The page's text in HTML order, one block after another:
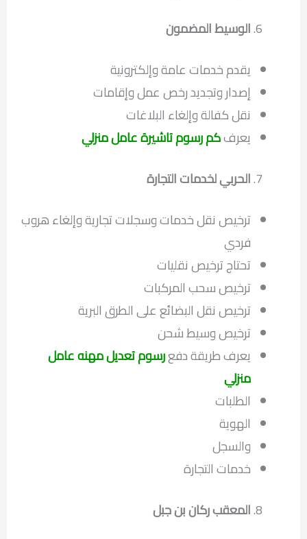
الوسيط المضمون
يقدم خدمات عامة وإلكترونية
إصدار وتجديد رخص عمل وإقامات
نقل كفالة وإلغاء البلاغات
يعرفكم رسوم تاشيرة عامل منزلي
الحربي لخدمات التجارة
ترخيص نقل خدمات وسجلات تجارية وإلغاء هروب
فردي
تحتاج ترخيص نقليات
ترخيص سحب المركبات
ترخيص نقل البضائع على الطرق البرية
ترخيص وسيط شحن
يعرف طريقة دفعرسوم تعديل مهنه عامل
منزلي
الطلبات
الهوية
والسجل
خدمات التجارة
المعقب ركان بن جبل